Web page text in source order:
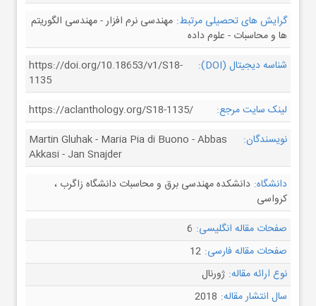
گرایش های تحصیلی مرتبط: مهندسی نرم افزار - مهندسی الگوریتم
ها و محاسبات - علوم داده
شناسه دیجیتال (DOI):
https://doi.org/10.18653/v1/S18-
1135
لینک سایت مرجع:
https://aclanthology.org/S18-1135/
نویسندگان:
Martin Gluhak - Maria Pia di Buono - Abbas
Akkasi - Jan Snajder
دانشگاه: دانشکده مهندسی برق و محاسبات دانشگاه زاگرب ،
کرواسی
صفحات مقاله انگلیسی: 6
صفحات مقاله فارسی: 12
نوع ارائه مقاله: ژورنال
سال انتشار مقاله: 2018